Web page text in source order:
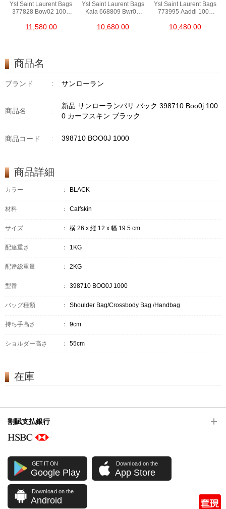
Ysl Saint Laurent Bags
377828 Bow02 1000
Bag
11,580.00
Ysl Saint Laurent Bags
Kaia 668809 Bwr0w
Bag/Crossbody Bag
10,680.00
Ysl Saint Laurent Bags
773995 Aaddi 1000
Bag/Crossbody Bag
10,480.00
商品名
ブランド : サンローラン
商品名 :
新品 サンローランパリ バック 398710 Boo0j 100
0 カーフスキン ブラック
商品コード : 398710 BOO0J 1000
商品詳細
カラー ： BLACK
材料 ： Calfskin
サイズ ： 横 26 x 縦 12 x 幅 19.5 cm
配達重さ ： 1KG
配達総重量 ： 2KG
型番 ： 398710 BOO0J 1000
バッグ種類 ： Shoulder Bag/Crossbody Bag /Handbag
持ち手高さ ： 9cm
ショルダー高さ ： 55cm
在庫
割賦支払銀行
GET IT ON
Google Play
Download on the
App Store
Download on the
Android